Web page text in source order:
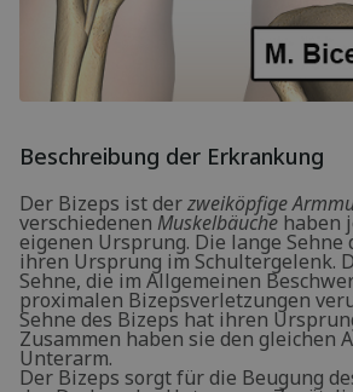
Beschreibung der Erkrankung
Der Bizeps ist derzweiköpfige
verschiedenen Muskelbäuche haben
eigenen Ursprung. Die lange Sehne
ihren Ursprung im Schultergelenk.
Sehne, die im Allgemeinen
proximalen Bizepsverletzungen
Sehne des Bizeps hat ihren
Zusammen haben sie den gleichen
Unterarm.
Der Bizeps sorgt für die Beugung